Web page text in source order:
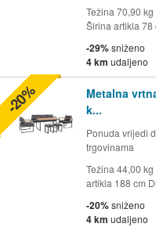
Težina 70,90
Širina artikla 78
-29%sniženo
4 km udaljeno
Metalna
k...
Ponuda vrijedi
trgovinama
Težina 44,00
artikla 188 cm
-20%sniženo
4 km udaljeno
-20%